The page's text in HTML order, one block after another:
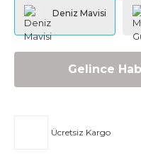
Gelince
Ücretsiz Kargo